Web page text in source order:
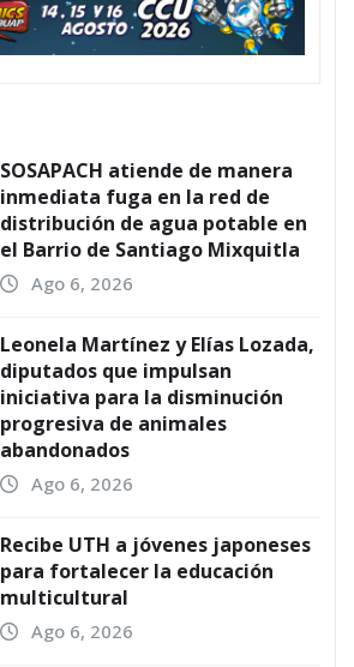
SOSAPACH atiende de manera
inmediata fuga en la red de
distribución de agua potable en
el Barrio de Santiago Mixquitla
Ago 6, 2026
Leonela Martínez y Elías Lozada,
diputados que impulsan
iniciativa para la disminución
progresiva de animales
abandonados
Ago 6, 2026
Recibe UTH a jóvenes japoneses
para fortalecer la educación
multicultural
Ago 6, 2026